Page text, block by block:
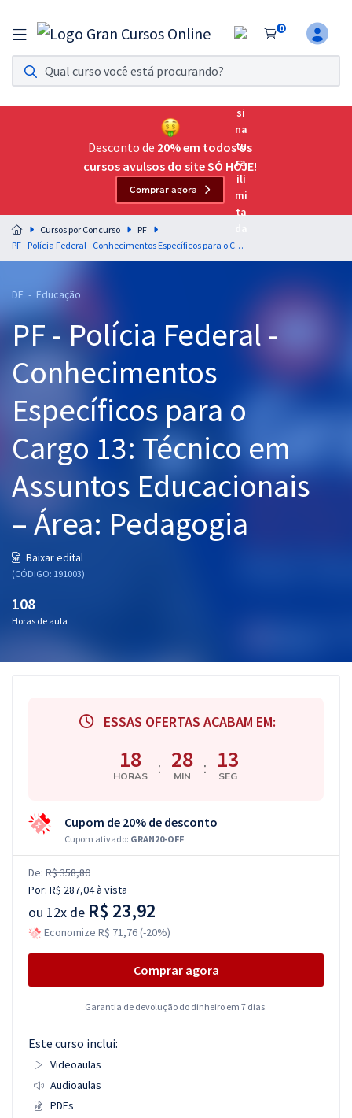
0
Assinatura Ilimitada 11
Acesso a todos os cursos. Teste grátis por 7 dias!
Assinatura OAB Até Passar
Acesso ilimitado a toda preparação para o Exame da
Residências Multiprofissionais
Preparação completa e intensiva para as principais
residências em saúde do Brasil
Cursos 20% OFF
Pós
Graduação
OAB
Questões grátis
Blog
Aprovados
Desconto de 20% em todos os
cursos avulsos do site SÓ HOJE!
Comprar agora
Cursos por Concurso
PF
PF - Polícia Federal - Conhecimentos Específicos para o Cargo 13: Técnico em Assuntos Educacionais – Área: Pedagogia
DF - Educação
PF - Polícia Federal -
Conhecimentos
Específicos para o
Cargo 13: Técnico em
Assuntos Educacionais
– Área: Pedagogia
Baixar edital
(CÓDIGO: 191003)
108
Horas de aula
ESSAS OFERTAS ACABAM EM:
18
HORAS : 28
MIN : 13
SEG
Cupom de 20% de desconto
Cupom ativado: GRAN20-OFF
De: R$ 358,80
Por: R$ 287,04à vista
ou 12x de R$ 23,92
Economize R$ 71,76 (-20%)
Comprar agora
Garantia de devolução do dinheiro em 7 dias.
Este curso inclui:
Videoaulas
Audioaulas
PDFs